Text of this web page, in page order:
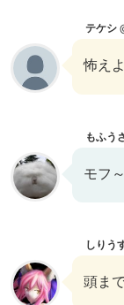
テケシ
怖え
もふう
モフ
しりう
頭ま